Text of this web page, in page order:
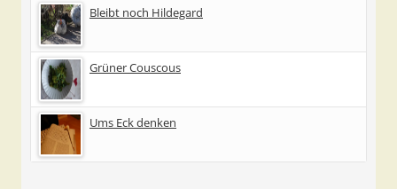
Bleibt noch Hildegard
Grüner Couscous
Ums Eck denken